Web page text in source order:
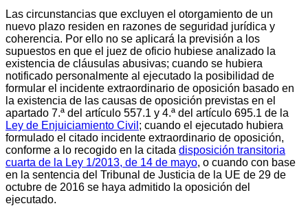
Las circunstancias que excluyen el otorgamiento de un
nuevo plazo residen en razones de seguridad jurídica y
coherencia. Por ello no se aplicará la previsión a los
supuestos en que el juez de oficio hubiese analizado la
existencia de cláusulas abusivas; cuando se hubiera
notificado personalmente al ejecutado la posibilidad de
formular el incidente extraordinario de oposición basado en
la existencia de las causas de oposición previstas en el
apartado 7.ª del artículo 557.1 y 4.ª del artículo 695.1 de la
Ley de Enjuiciamiento Civil ; cuando el ejecutado hubiera
formulado el citado incidente extraordinario de oposición,
conforme a lo recogido en la citada disposición transitoria
cuarta de la Ley 1/2013, de 14 de mayo, o cuando con base
en la sentencia del Tribunal de Justicia de la UE de 29 de
octubre de 2016 se haya admitido la oposición del
ejecutado.